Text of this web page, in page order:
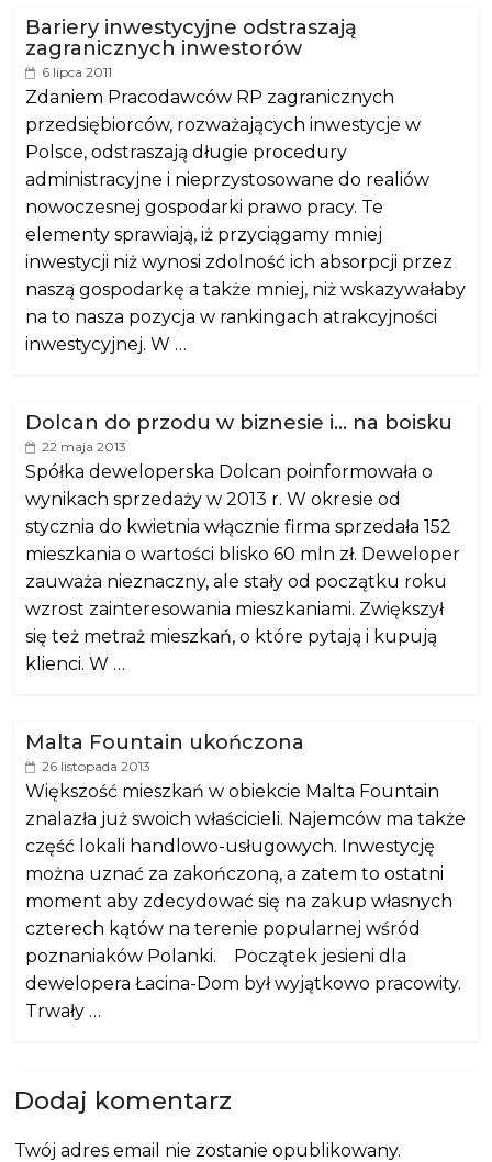
Bariery inwestycyjne odstraszają
zagranicznych inwestorów
6 lipca 2011
Zdaniem Pracodawców RP zagranicznych
przedsiębiorców, rozważających inwestycje w
Polsce, odstraszają długie procedury
administracyjne i nieprzystosowane do realiów
nowoczesnej gospodarki prawo pracy. Te
elementy sprawiają, iż przyciągamy mniej
inwestycji niż wynosi zdolność ich absorpcji przez
naszą gospodarkę a także mniej, niż wskazywałaby
na to nasza pozycja w rankingach atrakcyjności
inwestycyjnej. W …
Dolcan do przodu w biznesie i… na boisku
22 maja 2013
Spółka deweloperska Dolcan poinformowała o
wynikach sprzedaży w 2013 r. W okresie od
stycznia do kwietnia włącznie firma sprzedała 152
mieszkania o wartości blisko 60 mln zł. Deweloper
zauważa nieznaczny, ale stały od początku roku
wzrost zainteresowania mieszkaniami. Zwiększył
się też metraż mieszkań, o które pytają i kupują
klienci. W …
Malta Fountain ukończona
26 listopada 2013
Większość mieszkań w obiekcie Malta Fountain
znalazła już swoich właścicieli. Najemców ma także
część lokali handlowo-usługowych. Inwestycję
można uznać za zakończoną, a zatem to ostatni
moment aby zdecydować się na zakup własnych
czterech kątów na terenie popularnej wśród
poznaniaków Polanki. Początek jesieni dla
dewelopera Łacina-Dom był wyjątkowo pracowity.
Trwały …
Dodaj komentarz
Twój adres email nie zostanie opublikowany.